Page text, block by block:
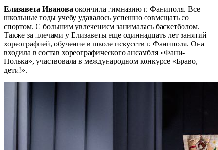
Елизавета Иванова окончила гимназию г. Фаниполя. Все
школьные годы учебу удавалось успешно совмещать со
спортом. С большим увлечением занималась баскетболом.
Также за плечами у Елизаветы еще одиннадцать лет занятий
хореографией, обучение в школе искусств г. Фаниполя. Она
входила в состав хореографического ансамбля «Фани-
Полька», участвовала в международном конкурсе «Браво,
дети!».